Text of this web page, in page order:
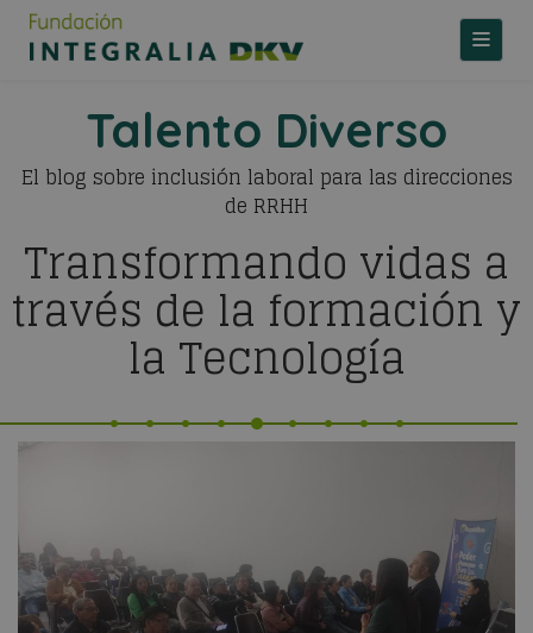
Talento Diverso
El blog sobre inclusión laboral para las direcciones
de RRHH
Transformando vidas a
través de la formación y
la Tecnología